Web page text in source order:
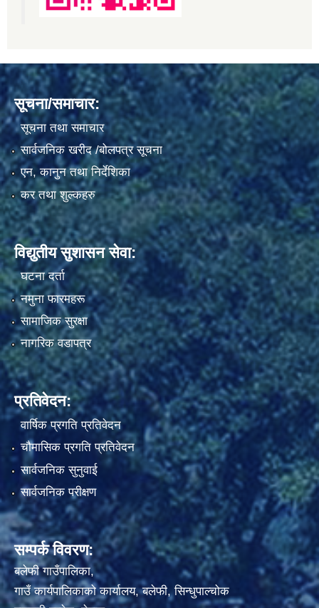
सूचना/समाचार:
सूचना तथा समाचार
सार्वजनिक खरीद /बोलपत्र सूचना
एन, कानुन तथा निर्देशिका
कर तथा शुल्कहरु
विद्युतीय सुशासन सेवा:
घटना दर्ता
नमुना फारमहरू
सामाजिक सुरक्षा
नागरिक वडापत्र
प्रतिवेदन:
वार्षिक प्रगति प्रतिवेदन
चौमासिक प्रगति प्रतिवेदन
सार्वजनिक सुनुवाई
सार्वजनिक परीक्षण
सम्पर्क विवरण:
बलेफी गाउँपालिका,
गाउँ कार्यपालिकाको कार्यालय, बलेफी, सिन्धुपाल्चोक